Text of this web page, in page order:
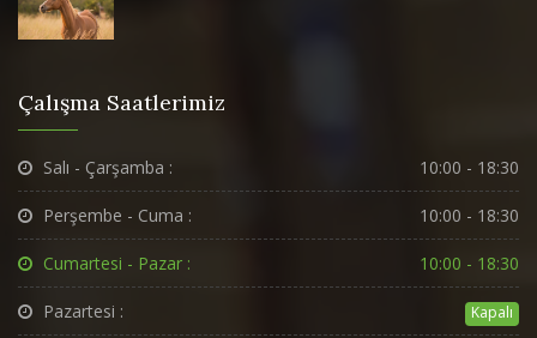
Çalışma Saatlerimiz
Salı - Çarşamba : 10:00 - 18:30
Perşembe - Cuma : 10:00 - 18:30
Cumartesi - Pazar : 10:00 - 18:30
Pazartesi : Kapalı